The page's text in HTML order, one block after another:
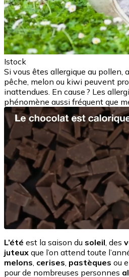
Istock
Si vous êtes allergique au pollen,
pêche, melon ou kiwi peuvent
inattendues. En cause ? Les
phénomène aussi fréquent que
L’été est la saison du soleil, des
juteux que l’on attend toute
melons, cerises, pastèques ou
pour de nombreuses personnes